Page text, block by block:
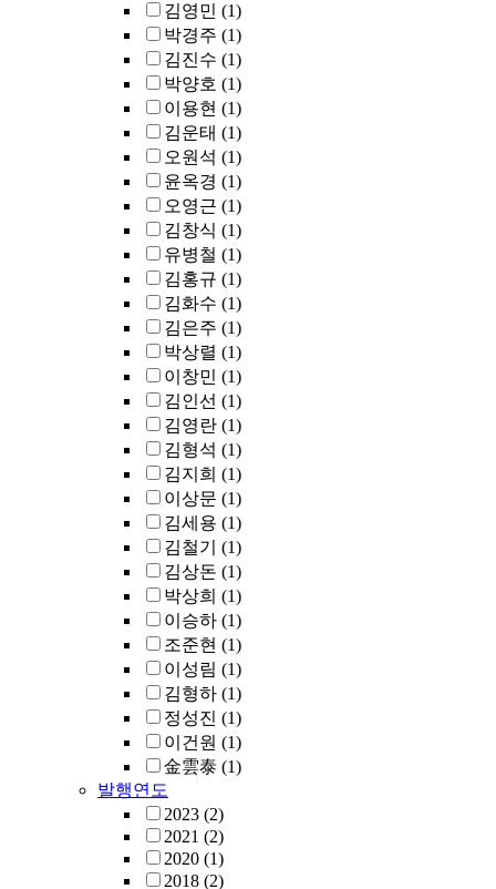
김영민 (1)
박경주 (1)
김진수 (1)
박양호 (1)
이용현 (1)
김운태 (1)
오원석 (1)
윤옥경 (1)
오영근 (1)
김창식 (1)
유병철 (1)
김홍규 (1)
김화수 (1)
김은주 (1)
박상렬 (1)
이창민 (1)
김인선 (1)
김영란 (1)
김형석 (1)
김지희 (1)
이상문 (1)
김세용 (1)
김철기
(1)
김상돈 (1)
박상희 (1)
이승하 (1)
조준현 (1)
이성림 (1)
김형하 (1)
정성진 (1)
이건원 (1)
金雲泰 (1)
발행연도
2023 (2)
2021 (2)
2020 (1)
2018 (2)